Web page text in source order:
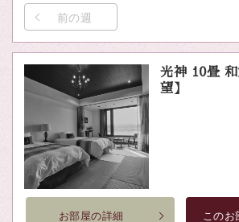
前の週
光神 10畳
望】
お部屋の詳細 このお